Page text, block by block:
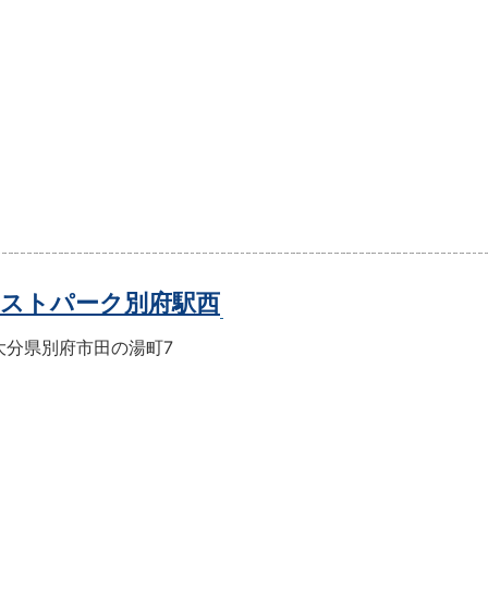
ストパーク別府駅西
分県別府市田の湯町7